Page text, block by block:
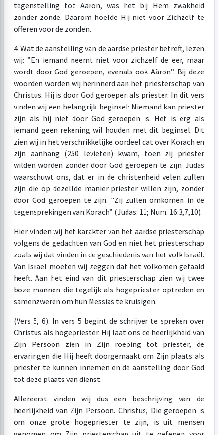
tegenstelling tot Aäron, was het bij Hem zwakheid
zonder zonde. Daarom hoefde Hij niet voor Zichzelf te
offeren voor de zonden.
4. Wat de aanstelling van de aardse priester betreft, lezen
wij: ”En iemand neemt niet voor zichzelf de eer, maar
wordt door God geroepen, evenals ook Aäron”. Bij deze
woorden worden wij herinnerd aan het priesterschap van
Christus. Hij is door God geroepen als priester. In dit vers
vinden wij een belangrijk beginsel: Niemand kan priester
zijn als hij niet door God geroepen is. Het is erg als
iemand geen rekening wil houden met dit beginsel. Dit
zien wij in het verschrikkelijke oordeel dat over Korach en
zijn aanhang (250 levieten) kwam, toen zij priester
wilden worden zonder door God geroepen te zijn. Judas
waarschuwt ons, dat er in de christenheid velen zullen
zijn die op dezelfde manier priester willen zijn, zonder
door God geroepen te zijn. ”Zij zullen omkomen in de
tegensprekingen van Korach” (Judas: 11; Num. 16:3,7,10).
Hier vinden wij het karakter van het aardse priesterschap
volgens de gedachten van God en niet het priesterschap
zoals wij dat vinden in de geschiedenis van het volk Israël.
Van Israël moeten wij zeggen dat het volkomen gefaald
heeft. Aan het eind van dit priesterschap zien wij twee
boze mannen die tegelijk als hogepriester optreden en
samenzweren om hun Messias te kruisigen.
(Vers 5, 6). In vers 5 begint de schrijver te spreken over
Christus als hogepriester. Hij laat ons de heerlijkheid van
Zijn Persoon zien in Zijn roeping tot priester, de
ervaringen die Hij heeft doorgemaakt om Zijn plaats als
priester te kunnen innemen en de aanstelling door God
tot deze plaats van dienst.
Allereerst vinden wij dus een beschrijving van de
heerlijkheid van Zijn Persoon. Christus, Die geroepen is
om onze grote hogepriester te zijn, is uit mensen